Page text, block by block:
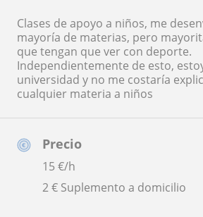
Precio
15€/h
2 € Suplemento a domicilio
Clases de apoyo a niños, me
mayoría de materias, pero
que tengan que ver con deporte.
Independientemente de esto,
universidad y no me costaría
cualquier materia a niños